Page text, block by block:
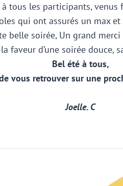
tous les participants, venus
qui ont assurés un max
belle soirée, Un grand
faveur d’une soirée douce,
Bel été à tous,
vous retrouver sur une
Joelle. C